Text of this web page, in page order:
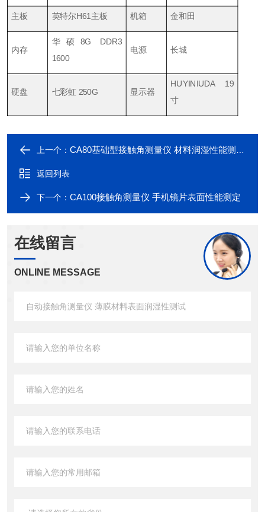
主板 英特尔H61主板 机箱 金和田
内存
华硕8G DDR3
1600
电源 长城
硬盘 七彩虹 250G 显示器
HUYINIUDA 19
寸
上一个： CA80基础型接触角测量仪 材料润湿性能测试仪
返回列表
下一个： CA100接触角测量仪 手机镜片表面性能测定
在线留言
ONLINE MESSAGE